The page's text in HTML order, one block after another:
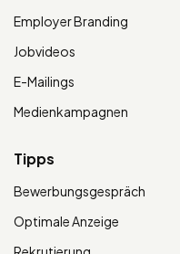
Employer Branding
Jobvideos
E-Mailings
Medienkampagnen
Tipps
Bewerbungsgespräch
Optimale Anzeige